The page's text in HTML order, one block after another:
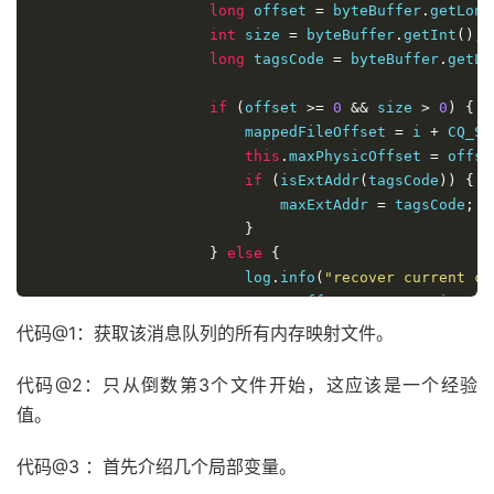
long offset = byteBuffer . getLong
int size = byteBuffer . getInt ();
long tagsCode = byteBuffer .
if ( offset >= 0 && size > 0 )
{
                        mappedFileOffset
= i +
this . maxPhysicOffset =
if
( isExtAddr( tagsCode ))
{
                            maxExtAddr
= tagsCode ;
}
} else
{
                        log
. info ( "recover current
+ offset + " " + size
break;
} // @4 end
if (index
代码@1：获取该消息队列的所有内存映射文件。
代码@2：只从倒数第3个文件开始，这应该是一个经验
值。
代码@3 ：首先介绍几个局部变量。